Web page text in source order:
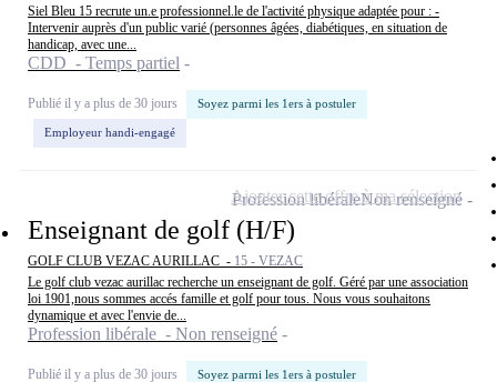
Siel Bleu 15 recrute un.e professionnel.le de l'activité physique adaptée pour : -
Intervenir auprès d'un public varié (personnes âgées, diabétiques, en situation de
handicap, avec une...
CDD - Temps partiel
Publié il y a plus de 30 jours Soyez parmi les 1ers à postuler
Employeur handi-engagé
Enseignant de golf (H/F)
GOLF CLUB VEZAC AURILLAC - 15 - VEZAC
Le golf club vezac aurillac recherche un enseignant de golf. Géré par une association
loi 1901,nous sommes accés famille et golf pour tous. Nous vous souhaitons
dynamique et avec l'envie de...
Profession libérale - Non renseigné
Publié il y a plus de 30 jours Soyez parmi les 1ers à postuler
Profession libéraleNon renseigné
Ajouter cette offre à ma sélection